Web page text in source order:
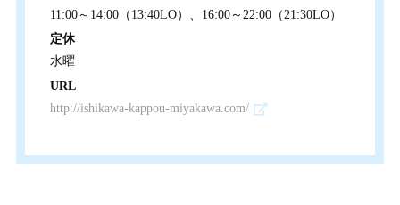
11:00～14:00（13:40LO）、16:00～22:00（21:30LO）
定休
水曜
URL
http://ishikawa-kappou-miyakawa.com/